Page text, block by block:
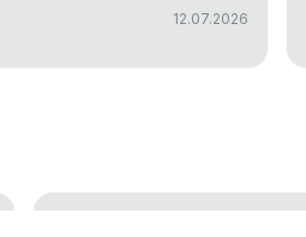
12.07.2026